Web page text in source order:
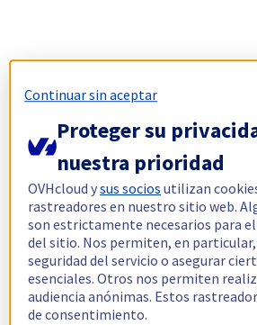
Continuar sin aceptar
Proteger su
nuestra prioridad
OVHcloud ysus socios utilizan
rastreadores en nuestro sitio web.
son estrictamente necesarios para
del sitio. Nos permiten, en
seguridad del servicio o asegurar
esenciales. Otros nos permiten
audiencia anónimas. Estos
de consentimiento.